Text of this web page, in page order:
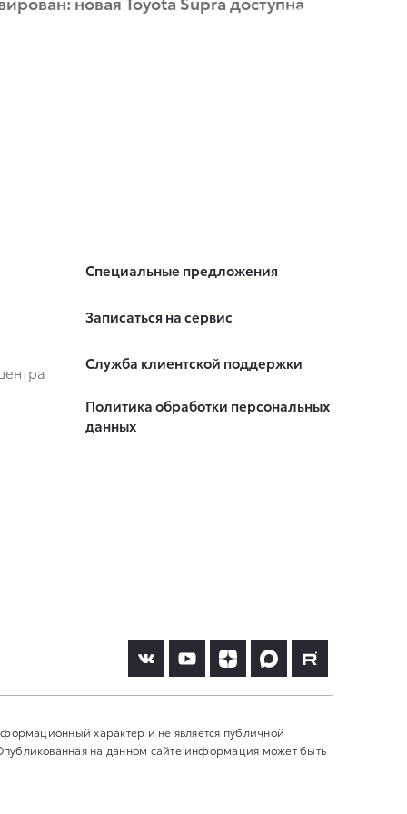
Специальные предложения
Записаться на сервис
Служба клиентской поддержки
Политика обработки персональных
данных
характер и не является публичной
на данном сайте информация может быть